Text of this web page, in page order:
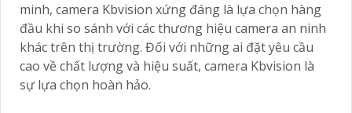
minh, camera Kbvision xứng đáng là lựa chọn hàng
đầu khi so sánh với các thương hiệu camera an ninh
khác trên thị trường. Đối với những ai đặt yêu cầu
cao về chất lượng và hiệu suất, camera Kbvision là
sự lựa chọn hoàn hảo.